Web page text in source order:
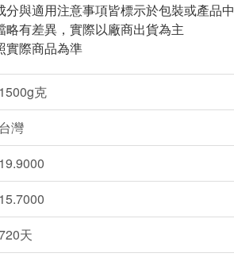
與適用注意事項皆標示於包裝或產品中
有差異，實際以廠商出貨為主
實際商品為準
1500g克
台灣
19.9000
15.7000
天